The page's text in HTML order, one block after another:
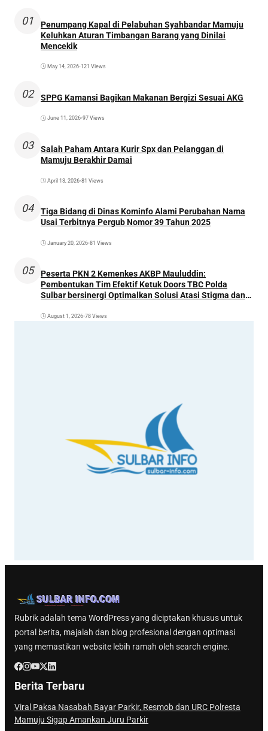
01
Penumpang Kapal di Pelabuhan Syahbandar Mamuju
Keluhkan Aturan Timbangan Barang yang Dinilai
Mencekik
May 14, 2026•121 Views
02 SPPG Kamansi Bagikan Makanan Bergizi Sesuai AKG
June 11, 2026•97 Views
03
Salah Paham Antara Kurir Spx dan Pelanggan di
Mamuju Berakhir Damai
April 13, 2026•81 Views
04
Tiga Bidang di Dinas Kominfo Alami Perubahan Nama
Usai Terbitnya Pergub Nomor 39 Tahun 2025
January 20, 2026•81 Views
05
Peserta PKN 2 Kemenkes AKBP Mauluddin:
Pembentukan Tim Efektif Ketuk Doors TBC Polda
Sulbar bersinergi Optimalkan Solusi Atasi Stigma dan
August 1, 2026•78 Views
Rubrik adalah tema WordPress yang diciptakan khusus untuk
portal berita, majalah dan blog profesional dengan optimasi
yang memastikan website lebih ramah oleh search engine.
Berita Terbaru
Viral Paksa Nasabah Bayar Parkir, Resmob dan URC Polresta
Mamuju Sigap Amankan Juru Parkir